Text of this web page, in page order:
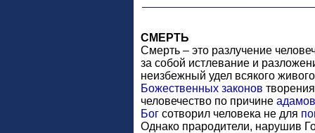
СМЕРТЬ
Смерть – это разлучение
за собой истлевание и
неизбежный удел всякого
Божественных законов
человечество по причине
Бог сотворил человека не для
Однако прародители, нарушив